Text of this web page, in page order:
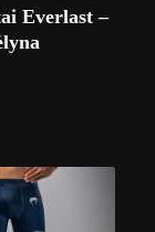
Everlast –